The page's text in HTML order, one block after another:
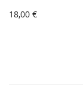
18,00 €